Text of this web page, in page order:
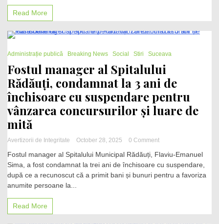
false
străini.
și
instituții
publice
Suceava
Read More
Administrație publică
Breaking News Social Stiri Suceava
Fostul manager al Spitalului
Rădăuți, condamnat la 3 ani de
închisoare cu suspendare pentru
vânzarea concursurilor și luare de
mită
Avertizorii de Integritate October 28, 2025 0 Commenton
manager
al
Spitalului
Fostul manager al Spitalului Municipal Rădăuți, Flaviu-Emanuel
Sima, a fost condamnat la trei ani de închisoare cu suspendare,
după ce a recunoscut că a primit bani și bunuri pentru a favoriza
anumite persoane la...
Read More